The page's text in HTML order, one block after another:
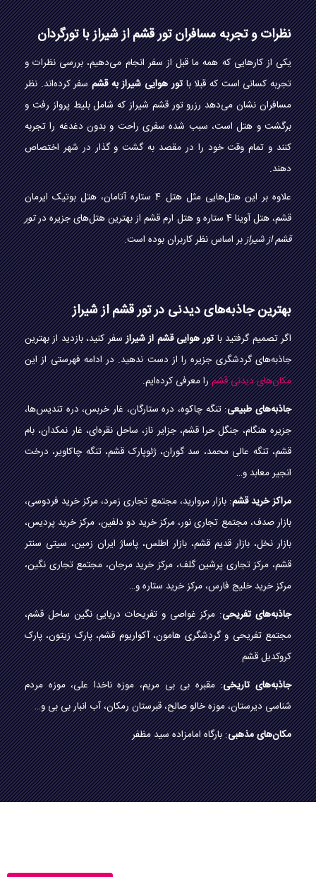
نظرات و تجربه مسافران تور قشم از شیراز با تورگردان
یکی از کارهایی که همه ما قبل از سفر انجام می‌دهیم، بررسی نظرات و
تجربه کسانی است که قبلا باتور هوایی شیراز به قشمسفر کرده‌اند. نظر
مسافران نشان می‌دهد رزرو تور قشم شیراز که شامل بلیط پرواز رفت و
برگشت و هتل است، سبب شده سفری راحت و بدون دغدغه را تجربه
کنند و تمام وقت خود را در مقصد به گشت و گذار در شهر اختصاص
دهند.
علاوه بر این هتل‌هایی مثل هتل 4 ستاره آتامان، هتل بوتیک ایرمان
قشم، هتل آوینا 4 ستاره و هتل ارم قشم از بهترین هتل‌های جزیره در
تور
قشم از شیرازبر اساس نظر کاربران بوده است.
بهترین جاذبه‌های دیدنی در تور قشم از شیراز
اگر تصمیم گرفتید باتور هوایی قشم از شیرازسفر کنید، بازدید از بهترین
جاذبه‌های گردشگری جزیره را از دست ندهید. در ادامه فهرستی از این
مکان‌های دیدنی قشمرا معرفی کرده‌ایم.
جاذبه‌های طبیعی: تنگه چاکوه، دره ستارگان، غار خربس، دره تندیس‌ها،
جزیره هنگام، جنگل حرا قشم، جزایر ناز، ساحل نقره‌ای، غار نمکدان، بام
قشم، تنگه عالی محمد، سد گوران، ژئوپارک قشم، تنگه چاکاویر، درخت
انجیر معابد و…
مراکز خرید قشم: بازار مروارید، مجتمع تجاری زمرد، مرکز خرید فردوسی،
بازار صدف، مجتمع تجاری نور، مرکز خرید دو دلفین، مرکز خرید پردیس،
بازار نخل، بازار قدیم قشم، بازار اطلس، پاساژ ایران زمین، سیتی سنتر
قشم، مرکز تجاری پرشین گلف، مرکز خرید مرجان، مجتمع تجاری نگین،
مرکز خرید خلیج فارس، مرکز خرید ستاره و…
جاذبه‌های تفریحی: مرکز غواصی و تفریحات دریایی نگین ساحل قشم،
مجتمع تفریحی و گردشگری هامون، آکواریوم قشم، پارک زیتون، پارک
کروکدیل قشم
جاذبه‌های تاریخی: مقبره بی بی مریم، موزه ناخدا علی، موزه مردم
شناسی دیرستان، موزه خالو صالح، قبرستان رمکان، آب انبار بی بی و…
مکان‌های مذهبی: بارگاه امامزاده سید مظفر